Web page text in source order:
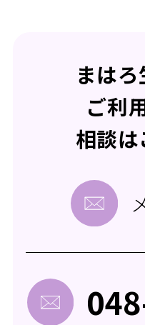
まは
ご利
相談は